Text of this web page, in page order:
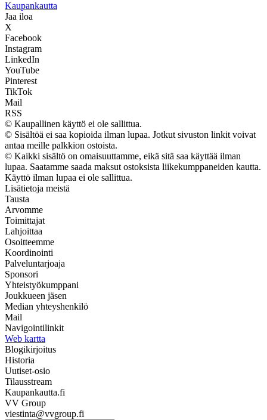
Kaupankautta
Jaa iloa
X
Facebook
Instagram
LinkedIn
YouTube
Pinterest
TikTok
Mail
RSS
© Kaupallinen käyttö ei ole sallittua.
© Sisältöä ei saa kopioida ilman lupaa. Jotkut sivuston linkit voivat
antaa meille palkkion ostoista.
© Kaikki sisältö on omaisuuttamme, eikä sitä saa käyttää ilman
lupaa. Saatamme saada maksut ostoksista liikekumppaneiden kautta.
Käyttö ilman lupaa ei ole sallittua.
Lisätietoja meistä
Tausta
Arvomme
Toimittajat
Lahjoittaa
Osoitteemme
Koordinointi
Palveluntarjoaja
Sponsori
Yhteistyökumppani
Joukkueen jäsen
Median yhteyshenkilö
Mail
Navigointilinkit
Web kartta
Blogikirjoitus
Historia
Uutiset-osio
Tilausstream
Kaupankautta.fi
VV Group
viestinta@vvgroup.fi